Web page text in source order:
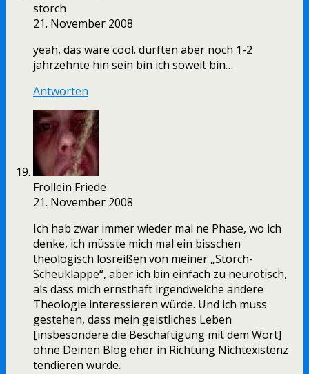
storch
21. November 2008
yeah, das wäre cool. dürften aber noch 1-2
jahrzehnte hin sein bin ich soweit bin…
Antworten
Frollein Friede
21. November 2008
Ich hab zwar immer wieder mal ne Phase, wo ich
denke, ich müsste mich mal ein bisschen
theologisch losreißen von meiner „Storch-
Scheuklappe“, aber ich bin einfach zu neurotisch,
als dass mich ernsthaft irgendwelche andere
Theologie interessieren würde. Und ich muss
gestehen, dass mein geistliches Leben
[insbesondere die Beschäftigung mit dem Wort]
ohne Deinen Blog eher in Richtung Nichtexistenz
tendieren würde.